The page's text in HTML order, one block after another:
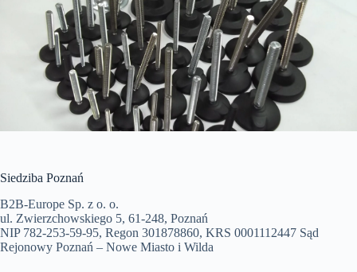
Siedziba Poznań
B2B-Europe Sp. z o. o.
ul. Zwierzchowskiego 5, 61-248, Poznań
NIP 782-253-59-95, Regon 301878860, KRS 0001112447 Sąd
Rejonowy Poznań – Nowe Miasto i Wilda